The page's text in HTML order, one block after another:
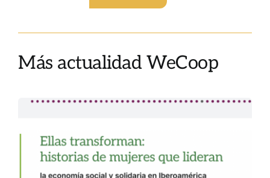
Más actualidad WeCoop